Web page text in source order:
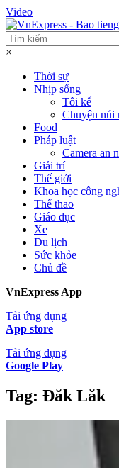
Video
×
Thời sự
Nhịp sống
Tôi kể
Chuyện núi
Food
Pháp luật
Camera an
Giải trí
Thế giới
Khoa học công
Thể thao
Giáo dục
Xe
Du lịch
Sức khỏe
Chủ đề
VnExpress App
Tải ứng dụng
App store
Tải ứng dụng
Google Play
Tag: Đăk Lăk